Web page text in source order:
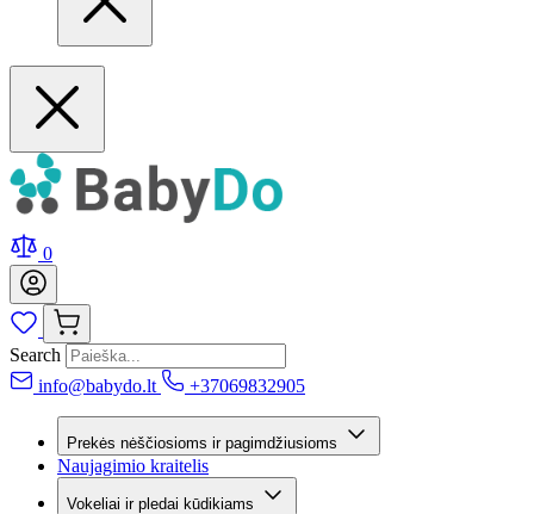
0
Search
info@babydo.lt
+37069832905
Prekės nėščiosioms ir pagimdžiusioms
Naujagimio kraitelis
Vokeliai ir pledai kūdikiams